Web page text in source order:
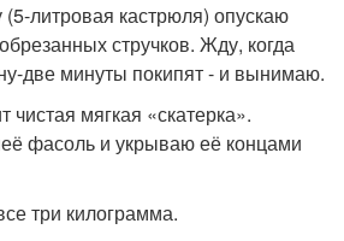
литровая кастрюля) опускаю
стручков. Жду, когда
две минуты покипят - и вынимаю.
чистая мягкая «скатерка».
фасоль и укрываю её концами
три килограмма.